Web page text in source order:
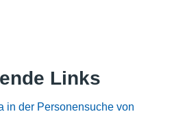
Links
in der Personensuche von